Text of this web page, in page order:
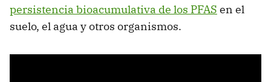
persistencia bioacumulativa de los PFAS en el
suelo, el agua y otros organismos.